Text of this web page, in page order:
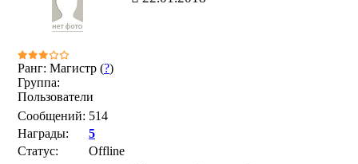
Ранг: Магистр (?)
Группа:
Пользователи
Сообщений: 514
Награды:
5
Статус:
Offline